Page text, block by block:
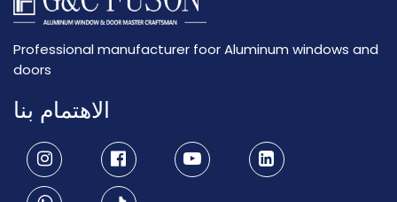
Professional manufacturer foor Aluminum windows and
doors
الاهتمام بنا